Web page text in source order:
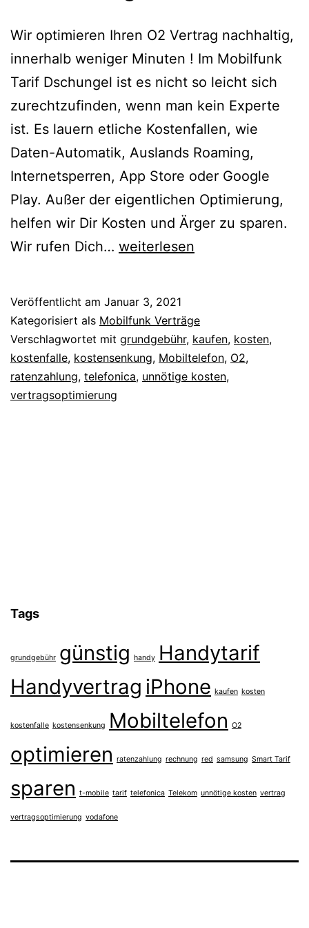
Wir optimieren Ihren O2 Vertrag nachhaltig,
innerhalb weniger Minuten ! Im Mobilfunk
Tarif Dschungel ist es nicht so leicht sich
zurechtzufinden, wenn man kein Experte
ist. Es lauern etliche Kostenfallen, wie
Daten-Automatik, Auslands Roaming,
Internetsperren, App Store oder Google
Play. Außer der eigentlichen Optimierung,
helfen wir Dir Kosten und Ärger zu sparen.
Wir rufen Dich… O2
weiterlesen
Veröffentlicht am Januar 3, 2021
Kategorisiert als Mobilfunk Verträge
Verschlagwortet mit grundgebühr, kaufen, kosten,
kostenfalle, kostensenkung, Mobiltelefon, O2,
ratenzahlung, telefonica, unnötige kosten,
vertragsoptimierung
Tags
grundgebühr günstig handy Handytarif
Handyvertrag iPhone kaufen kosten
kostenfalle kostensenkung Mobiltelefon O2
optimieren ratenzahlung rechnung red samsung Smart Tarif
sparen t-mobile tarif telefonica Telekom unnötige kosten vertrag
vertragsoptimierung vodafone